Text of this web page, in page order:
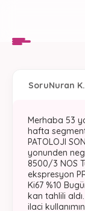
SoruNuran K.
Merhaba 53
hafta
PATOLOJI
yonunden
8500/3 NOS
ekspresyon
Ki67 %10
kan tahlili
ilaci